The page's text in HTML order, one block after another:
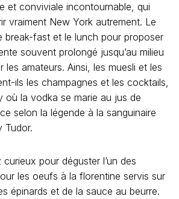
et conviviale incontournable, qui
vraiment New York autrement. Le
break-fast et le lunch pour proposer
souvent prolongé jusqu’au milieu
les amateurs. Ainsi, les muesli et les
ils les champagnes et les cocktails,
où la vodka se marie au jus de
selon la légende à la sanguinaire
Tudor.
pour déguster l’un des
les oeufs à la florentine servis sur
épinards et de la sauce au beurre.